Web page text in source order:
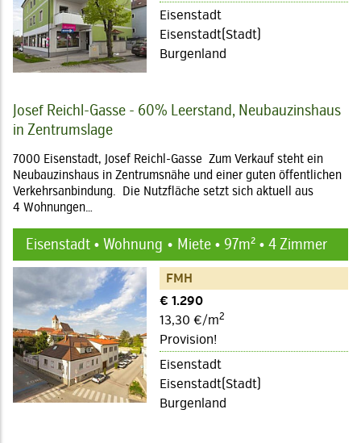
Eisenstadt
Eisenstadt(Stadt)
Burgenland
Josef Reichl-Gasse - 60% Leerstand, Neubauzinshaus
in Zentrumslage
7000 Eisenstadt, Josef Reichl-Gasse Zum Verkauf steht ein
Neubauzinshaus in Zentrumsnähe und einer guten öffentlichen
Verkehrsanbindung. Die Nutzfläche setzt sich aktuell aus
4 Wohnungen…
Eisenstadt • Wohnung Miete • 97m² • 4 Zimmer
FMH
€ 1.290
13,30 €/m2
Provision!
Eisenstadt
Eisenstadt(Stadt)
Burgenland